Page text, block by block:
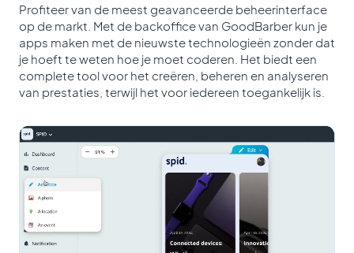
Profiteer van de meest geavanceerde beheerinterface
op de markt. Met de backoffice van GoodBarber kun je
apps maken met de nieuwste technologieën zonder dat
je hoeft te weten hoe je moet coderen. Het biedt een
complete tool voor het creëren, beheren en analyseren
van prestaties, terwijl het voor iedereen toegankelijk is.